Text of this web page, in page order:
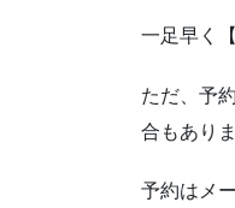
一足早く
ただ、予
合もありま
予約はメ